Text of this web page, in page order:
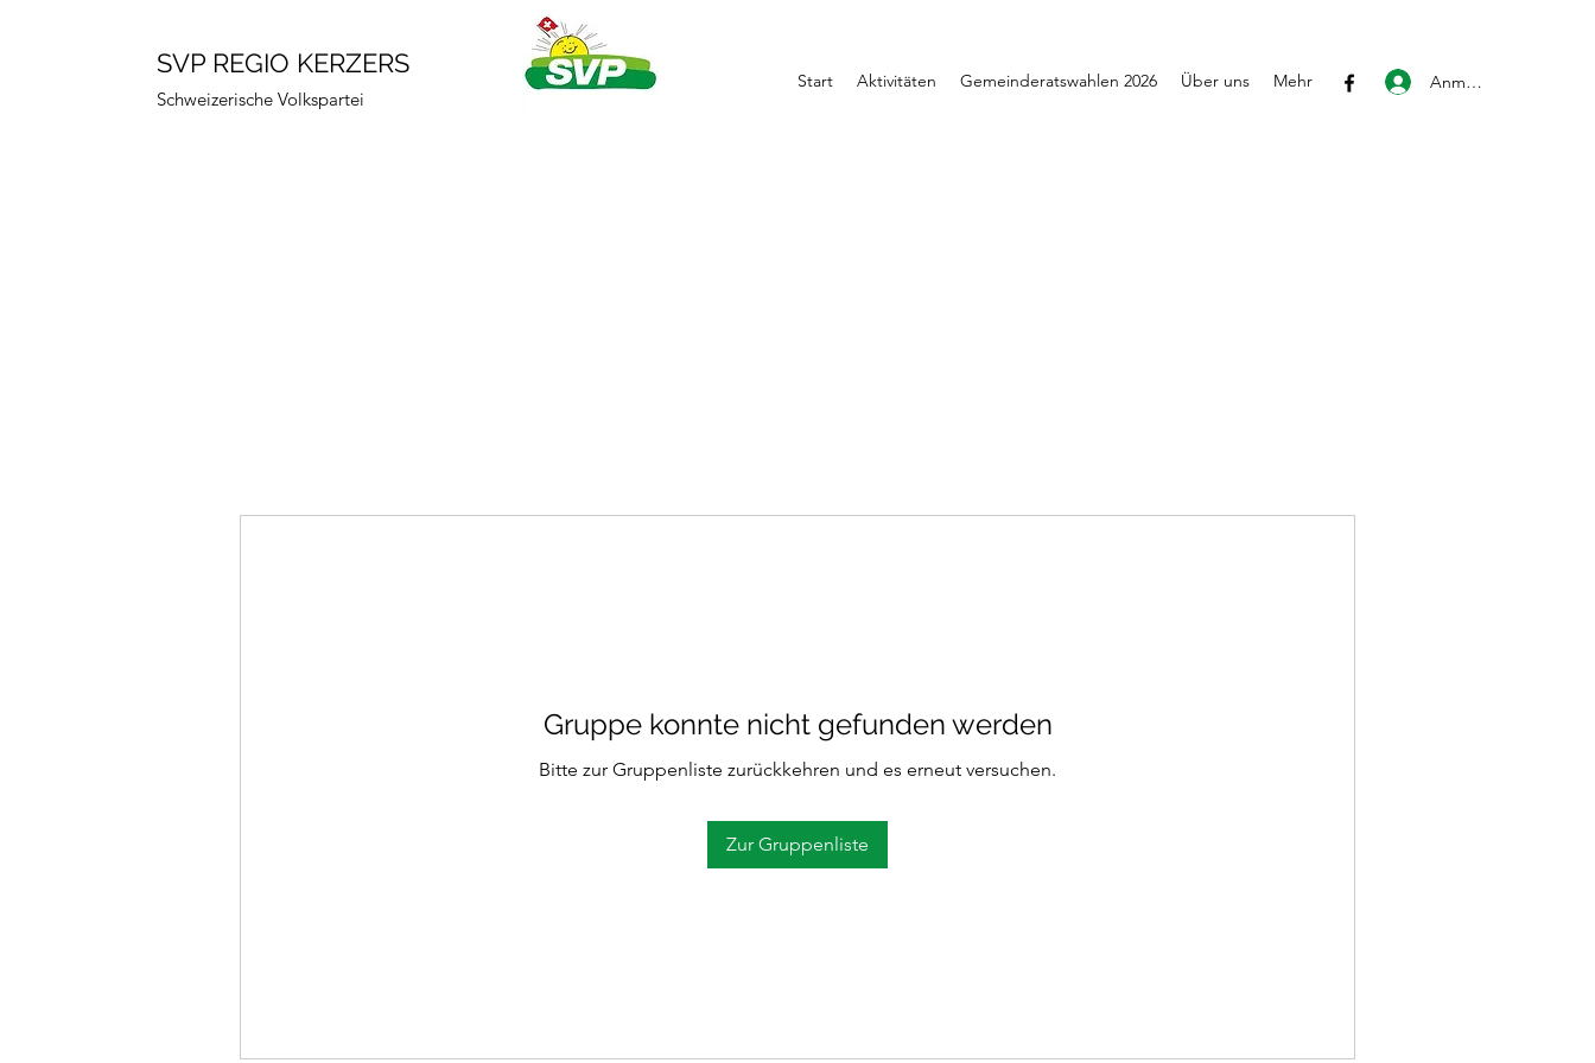
SVP REGIO KERZERS
Schweizerische Volkspartei
Start Aktivitäten Gemeinderatswahlen 2026 Über uns Mehr Anmelden
Gruppe konnte nicht gefunden werden
Bitte zur Gruppenliste zurückkehren und es erneut versuchen.
Zur Gruppenliste